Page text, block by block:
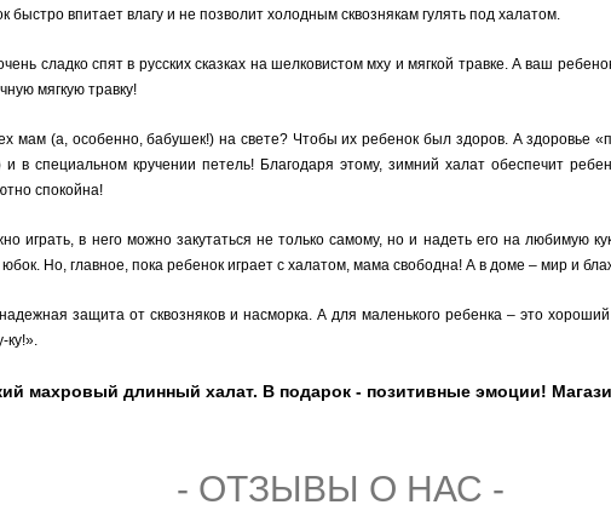
впитает влагу и не позволит холодным сквознякам гулять под халатом.
сладко спят в русских сказках на шелковистом мху и мягкой травке. А ваш
мягкую травку!
мам (а, особенно, бабушек!) на свете? Чтобы их ребенок был здоров. А здоровье
и в специальном кручении петель! Благодаря этому, зимний халат обеспечит
спокойна!
играть, в него можно закутаться не только самому, но и надеть его на любимую
Но, главное, пока ребенок играет с халатом, мама свободна! А в доме – мир и
защита от сквозняков и насморка. А для маленького ребенка – это
ку!».
махровый длинный халат. В подарок - позитивные эмоции!
- ОТЗЫВЫ О НАС -